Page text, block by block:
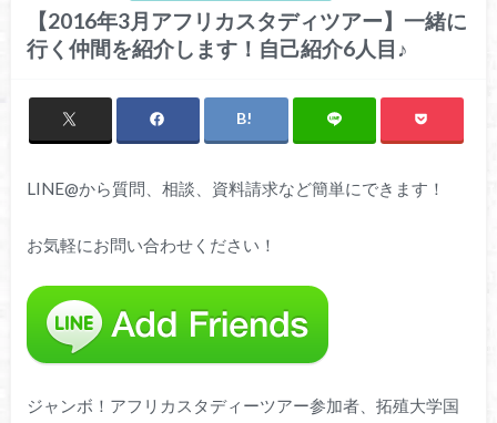
【2016年3月アフリカスタディツアー】一緒に
行く仲間を紹介します！自己紹介6人目♪
LINE@から質問、相談、資料請求など簡単にできます！
お気軽にお問い合わせください！
ジャンボ！アフリカスタディーツアー参加者、拓殖大学国